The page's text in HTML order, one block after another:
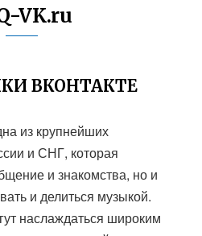
VK.ru
ВКОНТАКТЕ
из крупнейших
и СНГ, которая
и знакомства, но и
и делиться музыкой.
наслаждаться широким